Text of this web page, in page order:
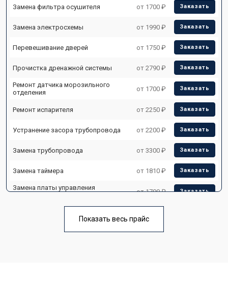
Замена фильтра осушителя от 1700 ₽ Заказать
Замена электросхемы от 1990 ₽ Заказать
Перевешивание дверей от 1750 ₽ Заказать
Прочистка дренажной системы от 2790 ₽ Заказать
Ремонт датчика морозильного
отделения
от 1700 ₽ Заказать
Ремонт испарителя от 2250 ₽ Заказать
Устранение засора трубопровода от 2200 ₽ Заказать
Замена трубопровода от 3300 ₽ Заказать
Замена таймера от 1810 ₽ Заказать
Замена платы управления
от 1700 ₽ Заказать
Ремонт/замена датчика
Замена термостата от 1700 ₽
Показать весь прайс